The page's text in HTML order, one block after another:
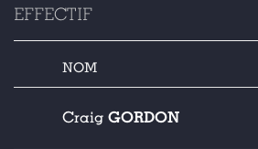
EFFECTIF
NOM
Craig GORDON